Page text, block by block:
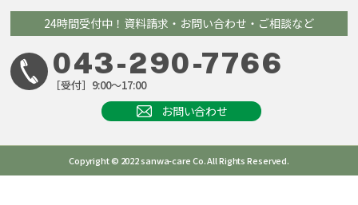
24時間受付中！ 資料請求・お問い合わせ・ご相談など
043-290-7766
［受付］9:00～17:00
お問い合わせ
Copyright © 2022 sanwa-care Co. All Rights Reserved.